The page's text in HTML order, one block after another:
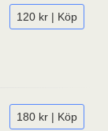
120 kr | Köp
180 kr | Köp